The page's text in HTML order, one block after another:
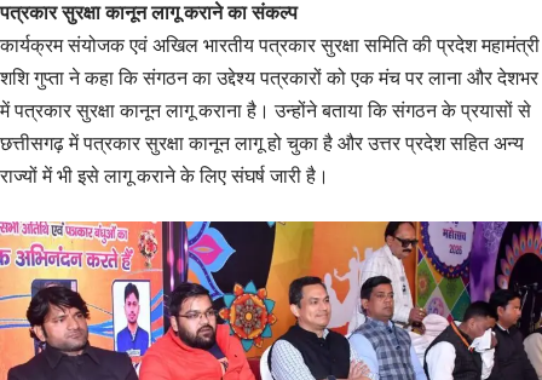
पत्रकार सुरक्षा कानून लागू कराने का संकल्प
कार्यक्रम संयोजक एवं अखिल भारतीय पत्रकार सुरक्षा समिति की प्रदेश महामंत्री
शशि गुप्ता ने कहा कि संगठन का उद्देश्य पत्रकारों को एक मंच पर लाना और देशभर
में पत्रकार सुरक्षा कानून लागू कराना है। उन्होंने बताया कि संगठन के प्रयासों से
छत्तीसगढ़ में पत्रकार सुरक्षा कानून लागू हो चुका है और उत्तर प्रदेश सहित अन्य
राज्यों में भी इसे लागू कराने के लिए संघर्ष जारी है।